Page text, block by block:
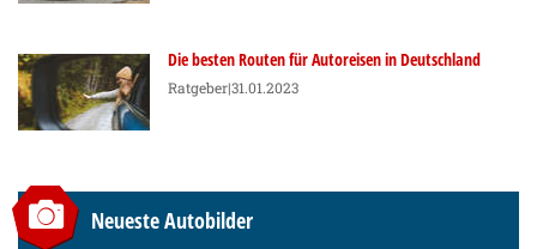
Die besten Routen für Autoreisen in Deutschland
Ratgeber|31.01.2023
Neueste Autobilder